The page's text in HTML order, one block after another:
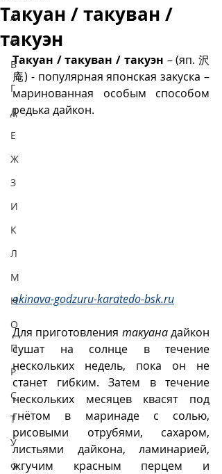
А
Б
В
Г
Д
Е
Ж
З
И
К
Л
М
Н
О
П
Р
С
Т
У
Ф
Такуан / такуван /
такуэн
Такуан / такуван / такуэн – (яп. 沢
庵) - популярная японская закуска –
маринованная особым способом
редька дайкон.
okinava-godzuru-karatedo-bsk.ru
Для приготовления такуана дайкон
сушат на солнце в течение
нескольких недель, пока он не
станет гибким. Затем в течение
нескольких месяцев квасят под
гнётом в маринаде с солью,
рисовыми отрубями, сахаром,
листьями дайкона, ламинарией,
жгучим красным перцем и